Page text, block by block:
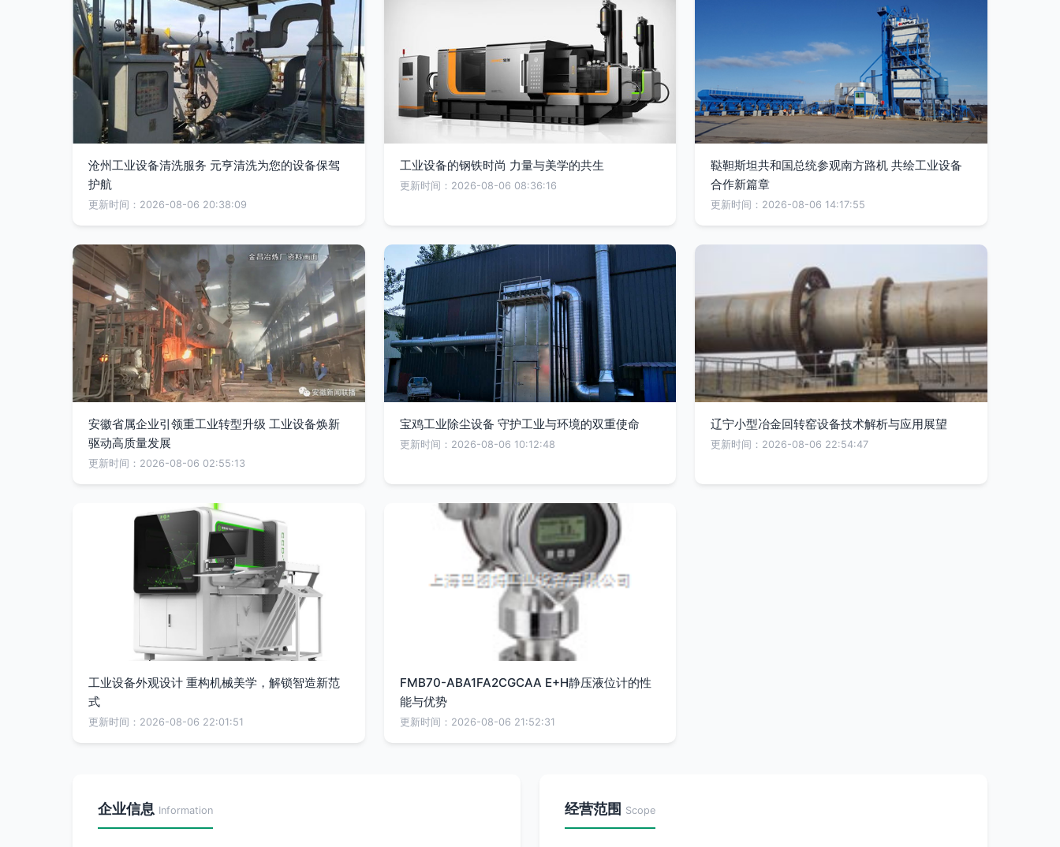
沧州工业设备清洗服务 元亨清洗为您的设备保驾
护航
更新时间：2026-08-06 20:38:09
工业设备的钢铁时尚 力量与美学的共生
更新时间：2026-08-06 08:36:16
鞑靼斯坦共和国总统参观南方路机 共绘工业设备
合作新篇章
更新时间：2026-08-06 14:17:55
安徽省属企业引领重工业转型升级 工业设备焕新
驱动高质量发展
更新时间：2026-08-06 02:55:13
宝鸡工业除尘设备 守护工业与环境的双重使命
更新时间：2026-08-06 10:12:48
辽宁小型冶金回转窑设备技术解析与应用展望
更新时间：2026-08-06 22:54:47
工业设备外观设计 重构机械美学，解锁智造新范
式
更新时间：2026-08-06 22:01:51
FMB70-ABA1FA2CGCAA E+H静压液位计的性
能与优势
更新时间：2026-08-06 21:52:31
企业信息 Information 经营范围 Scope